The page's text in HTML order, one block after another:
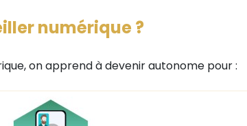
numérique ?
on apprend à devenir autonome pour :